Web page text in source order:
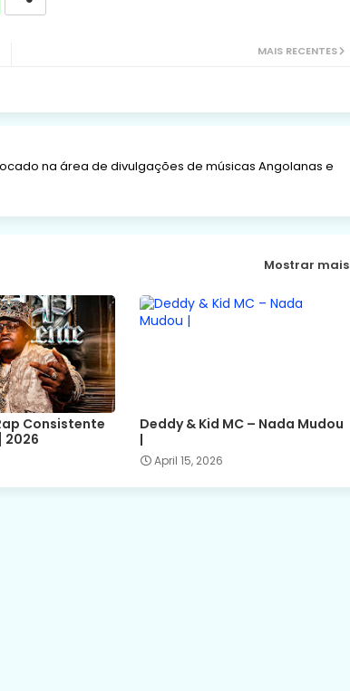
MAIS RECENTES
na área de divulgações de músicas Angolanas e
Mostrar mais
Consistente
2026
Deddy & Kid MC – Nada Mudou
|
April 15, 2026